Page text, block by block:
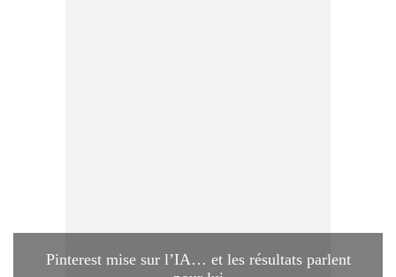
Pinterest mise sur l’IA… et les résultats parlent